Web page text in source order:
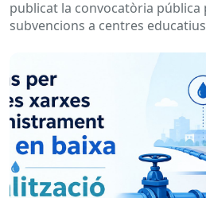
desenvolupament de
inserció, durant el curs
publicat la convocatòria pública
subvencions a centres